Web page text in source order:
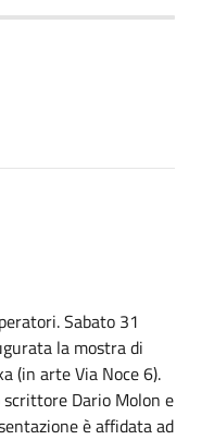
Sabato 31
la mostra di
(in arte Via Noce 6).
Dario Molon e
è affidata ad